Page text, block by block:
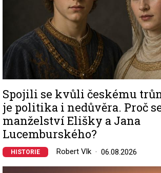
Spojili se kvůli českému
je politika i nedůvěra. Proč
manželství Elišky a Jana
Lucemburského?
HISTORIE Robert Vlk 06.08.2026